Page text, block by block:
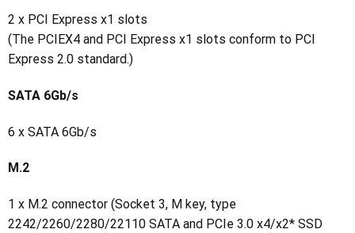
2 x PCI Express x1 slots
(The PCIEX4 and PCI Express x1 slots conform to PCI
Express 2.0 standard.)
SATA 6Gb/s
6 x SATA 6Gb/s
M.2
1 x M.2 connector (Socket 3, M key, type
2242/2260/2280/22110 SATA and PCIe 3.0 x4/x2* SSD